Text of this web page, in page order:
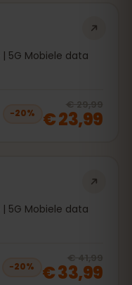
| 5G Mobiele data
−20%
€ 29,99
€ 23,99
| 5G Mobiele data
−20%
€ 41,99
€ 33,99